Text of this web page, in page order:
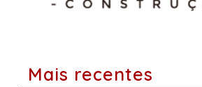
Mais recentes